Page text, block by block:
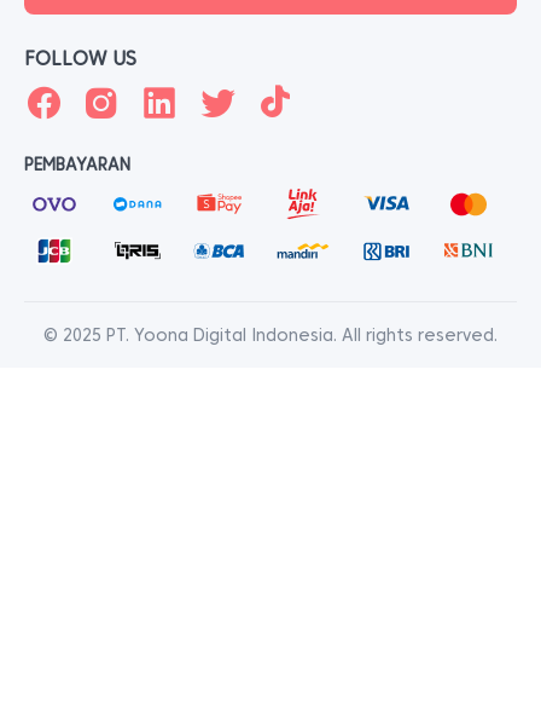
FOLLOW US
PEMBAYARAN
© 2025 PT. Yoona Digital Indonesia. All rights reserved.